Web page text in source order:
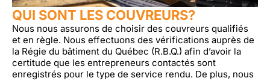
QUI SONT LES COUVREURS?
Nous nous assurons de choisir des couvreurs qualifiés
et en règle. Nous effectuons des vérifications auprès de
la Régie du bâtiment du Québec (R.B.Q.) afin d’avoir la
certitude que les entrepreneurs contactés sont
enregistrés pour le type de service rendu. De plus, nous